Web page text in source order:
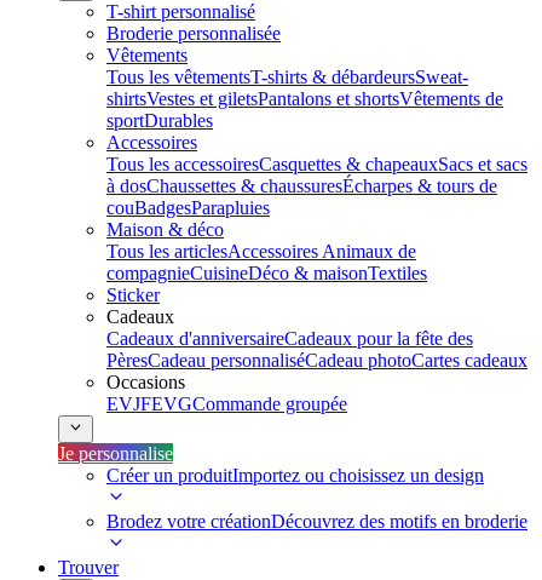
T-shirt personnalisé
Broderie personnalisée
Vêtements
Tous les vêtementsT-shirts & débardeursSweat-
shirtsVestes et giletsPantalons et shortsVêtements de
sportDurables
Accessoires
Tous les accessoiresCasquettes & chapeauxSacs et sacs
à dosChaussettes & chaussuresÉcharpes & tours de
couBadgesParapluies
Maison & déco
Tous les articlesAccessoires Animaux de
compagnieCuisineDéco & maisonTextiles
Sticker
Cadeaux
Cadeaux d'anniversaireCadeaux pour la fête des
PèresCadeau personnaliséCadeau photoCartes cadeaux
Occasions
EVJFEVGCommande groupée
Je personnalise
Créer un produitImportez ou choisissez un design
Brodez votre créationDécouvrez des motifs en broderie
Trouver